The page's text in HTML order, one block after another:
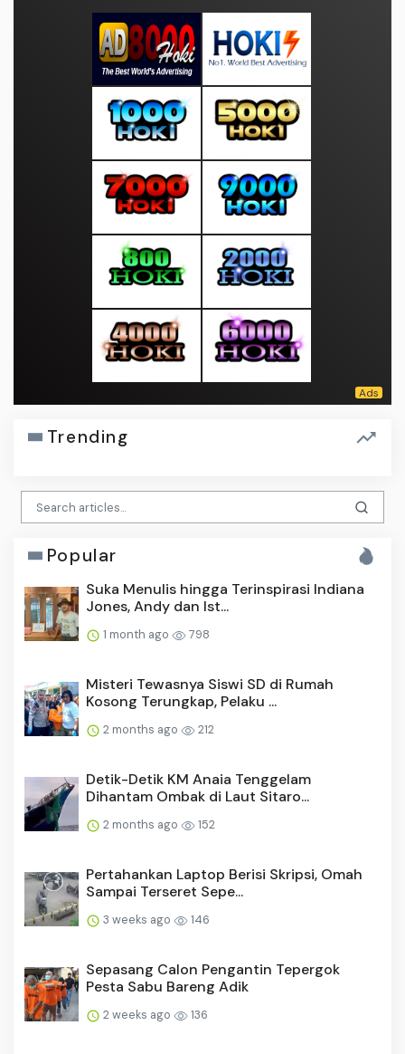
Trending
Popular
Suka Menulis hingga Terinspirasi Indiana
Jones, Andy dan Ist...
1 month ago 798
Misteri Tewasnya Siswi SD di Rumah
Kosong Terungkap, Pelaku ...
2 months ago 212
Detik-Detik KM Anaia Tenggelam
Dihantam Ombak di Laut Sitaro...
2 months ago 152
Pertahankan Laptop Berisi Skripsi, Omah
Sampai Terseret Sepe...
3 weeks ago 146
Sepasang Calon Pengantin Tepergok
Pesta Sabu Bareng Adik
2 weeks ago 136